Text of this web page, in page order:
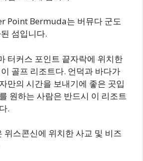
Point Bermuda는 버뮤다 군도
섬입니다.
터커스 포인트 끝자락에 위치한
골프 리조트다. 언덕과 바다가
만의 시간을 보내기에 좋은 곳입
원하는 사람은 반드시 이 리조트
.
스콘신에 위치한 사교 및 비즈